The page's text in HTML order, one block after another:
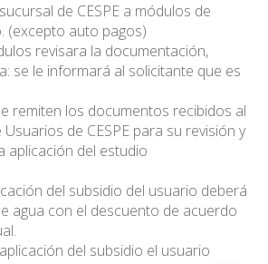
de CESPE a módulos de
(excepto auto pagos)
revisara la documentación,
se le informará al solicitante que es
remiten los documentos recibidos al
de CESPE para su revisión y
aplicación del estudio
del subsidio del usuario deberá
agua con el descuento de acuerdo
del subsidio el usuario